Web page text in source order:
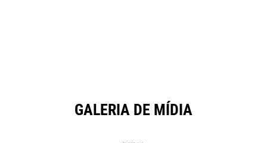
GALERIA DE MÍDIA